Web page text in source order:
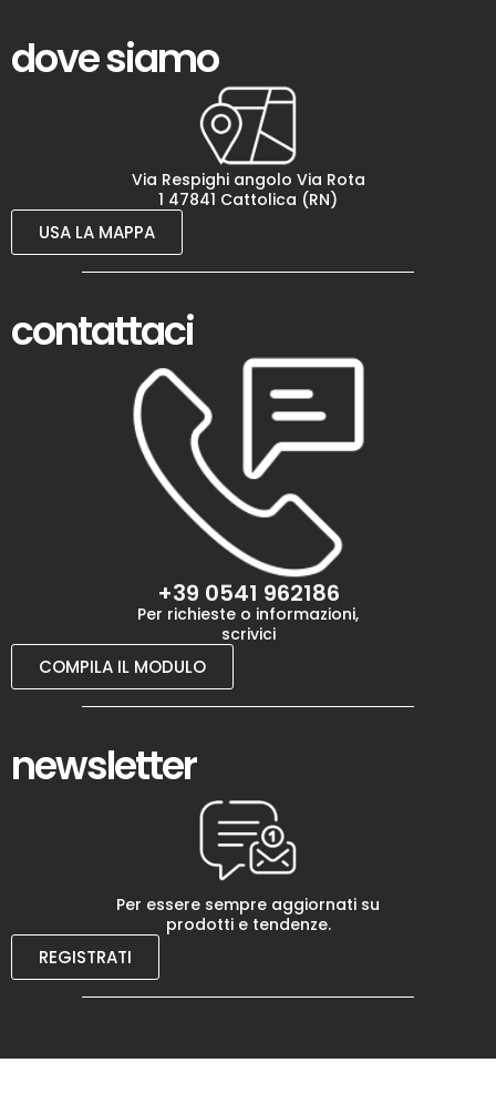
dove siamo
Via Respighi angolo Via Rota
1 47841 Cattolica (RN)
USA LA MAPPA
contattaci
+39 0541 962186
Per richieste o informazioni,
scrivici
COMPILA IL MODULO
newsletter
Per essere sempre aggiornati su
prodotti e tendenze.
REGISTRATI